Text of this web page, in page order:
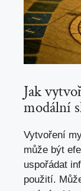
Jak
modální
Vytvoření
může ‌být
uspořádat
použití.